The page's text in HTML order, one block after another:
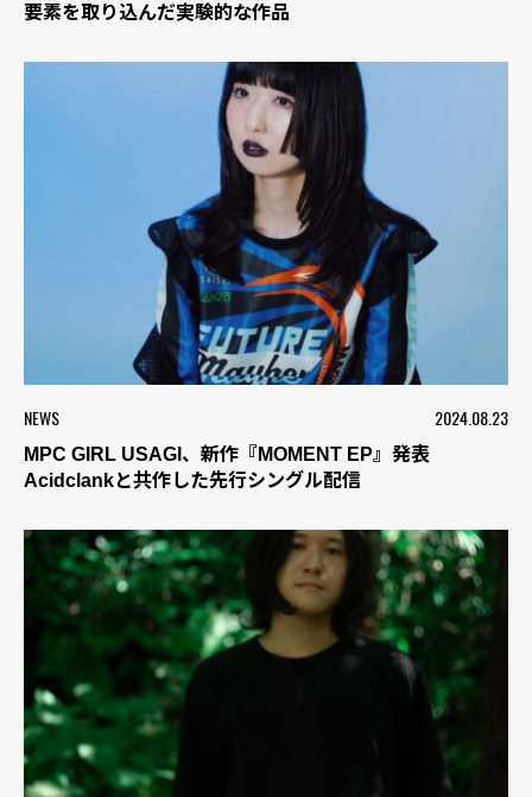
要素を取り込んだ実験的な作品
NEWS 2024.08.23
MPC GIRL USAGI、新作『MOMENT EP』発表
Acidclankと共作した先行シングル配信